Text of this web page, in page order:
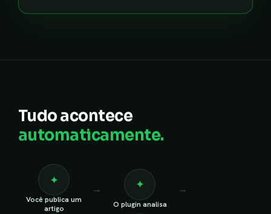
Tudo acontece
automaticamente.
✦
Você publica um
artigo
→ ✦
O plugin analisa
→